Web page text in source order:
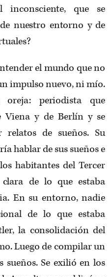
inconsciente, que se
nuestro entorno y de
el mundo que no
impulso nuevo, ni mío.
periodista que
Viena y de Berlín y se
de sueños. Su
hablar de sus sueños e
habitantes del Tercer
de lo que estaba
En su entorno, nadie
de lo que estaba
la consolidación del
Luego de compilar un
Se exilió en los